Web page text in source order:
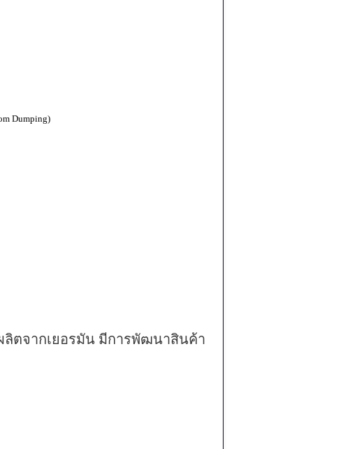
Dumping)
ตจากเยอรมัน มีการพัฒนาสินค้า